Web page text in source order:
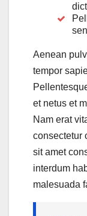
Aenean
tempor
et netus et
Nam erat
consectetur
sit amet
interdum
malesuada